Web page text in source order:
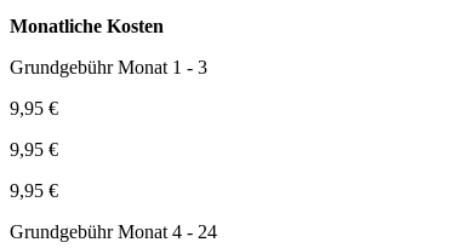
Monatliche Kosten
Grundgebühr Monat 1 - 3
9,95 €
9,95 €
9,95 €
Grundgebühr Monat 4 - 24